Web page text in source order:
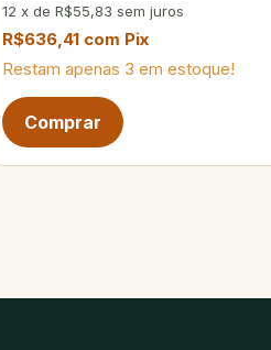
12 xdeR$55,83 sem juros
R$636,41 com Pix
Restam apenas 3 em estoque!